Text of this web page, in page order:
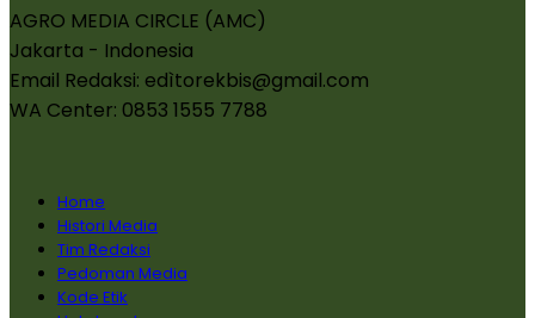
AGRO MEDIA CIRCLE (AMC)
Jakarta - Indonesia
Email Redaksi: edìtorekbis@gmail.com
WA Center: 0853 1555 7788
Home
Histori Media
Tim Redaksi
Pedoman Media
Kode Etik